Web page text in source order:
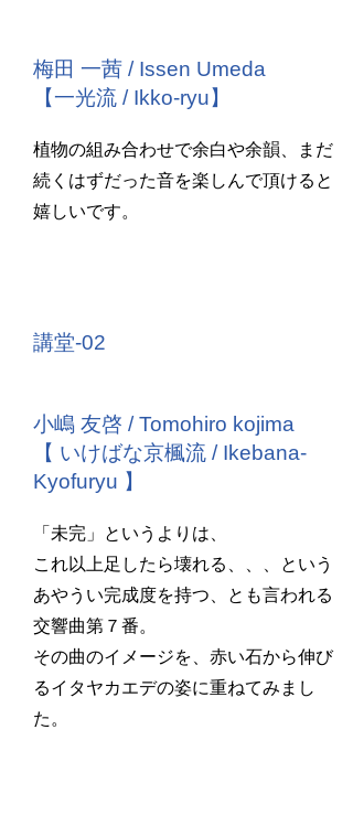
梅田 一茜 / Issen Umeda
【一光流 / Ikko-ryu】
植物の組み合わせで余白や余韻、まだ
続くはずだった音を楽しんで頂けると
嬉しいです。
講堂-02
小嶋 友啓 / Tomohiro kojima
【 いけばな京楓流 / Ikebana-
Kyofuryu 】
「未完」というよりは、
これ以上足したら壊れる、、、という
あやうい完成度を持つ、とも言われる
交響曲第７番。
その曲のイメージを、赤い石から伸び
るイタヤカエデの姿に重ねてみまし
た。